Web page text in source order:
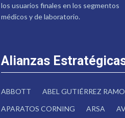
los usuarios finales en los segmentos
médicos y de laboratorio.
Alianzas
ABBOTT ABEL GUTIÉRREZ
APARATOS CORNING
ARSA